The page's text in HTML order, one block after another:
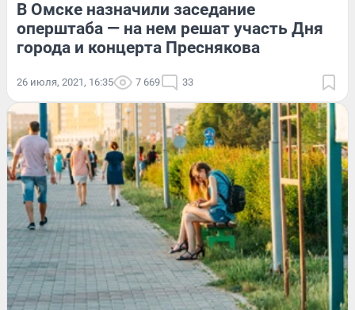
В Омске назначили заседание
оперштаба — на нем решат участь Дня
города и концерта Преснякова
26 июля, 2021, 16:35 7 669 33